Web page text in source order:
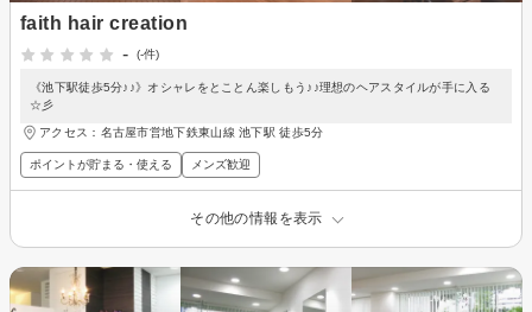
faith hair creation
-
(-件)
《池下駅徒歩5分♪♪》オシャレをとことん楽しもう♪♪理想のヘアスタイルが手に入る
☆彡
アクセス：名古屋市営地下鉄東山線 池下駅 徒歩5分
ポイントが貯まる・使える メンズ歓迎
その他の情報を表示